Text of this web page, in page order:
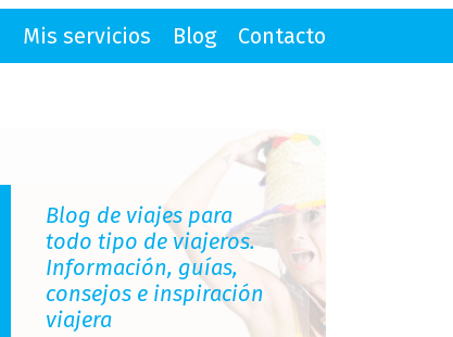
Mis servicios Blog Contacto
Blog de viajes para
todo tipo de viajeros.
Información, guías,
consejos e inspiración
viajera